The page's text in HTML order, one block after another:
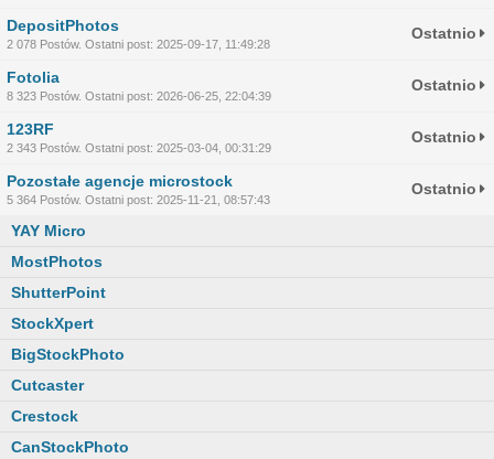
DepositPhotos
2 078 Postów. Ostatni post: 2025-09-17, 11:49:28
Ostatnio
Fotolia
8 323 Postów. Ostatni post: 2026-06-25, 22:04:39
Ostatnio
123RF
2 343 Postów. Ostatni post: 2025-03-04, 00:31:29
Ostatnio
Pozostałe agencje microstock
5 364 Postów. Ostatni post: 2025-11-21, 08:57:43
Ostatnio
YAY Micro
MostPhotos
ShutterPoint
StockXpert
BigStockPhoto
Cutcaster
Crestock
CanStockPhoto